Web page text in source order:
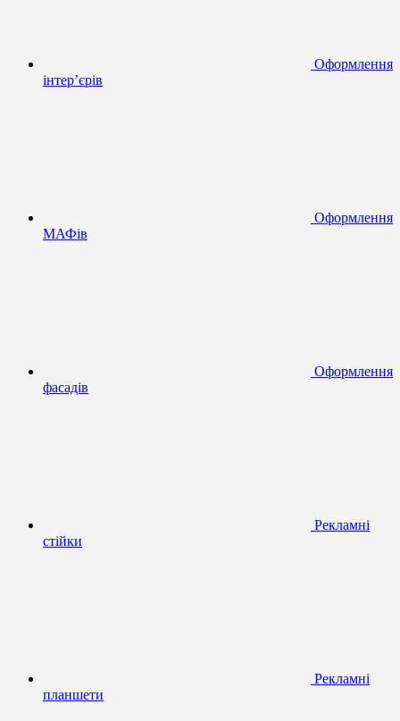
Оформлення
інтер’єрів
Оформлення
МАФів
Оформлення
фасадів
Рекламні
стійки
Рекламні
планшети